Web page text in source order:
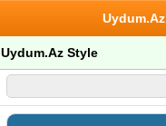
Uydum.Az
Uydum.Az Style